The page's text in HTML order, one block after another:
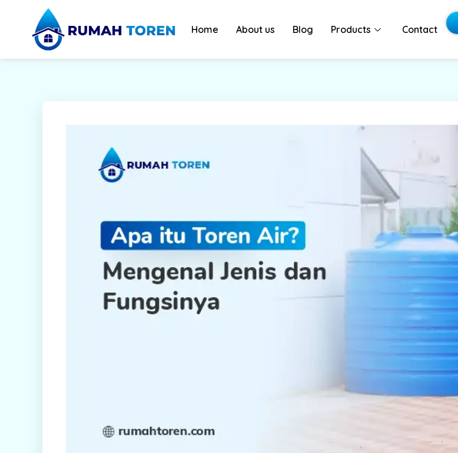
content
Home About us Blog Products Contact